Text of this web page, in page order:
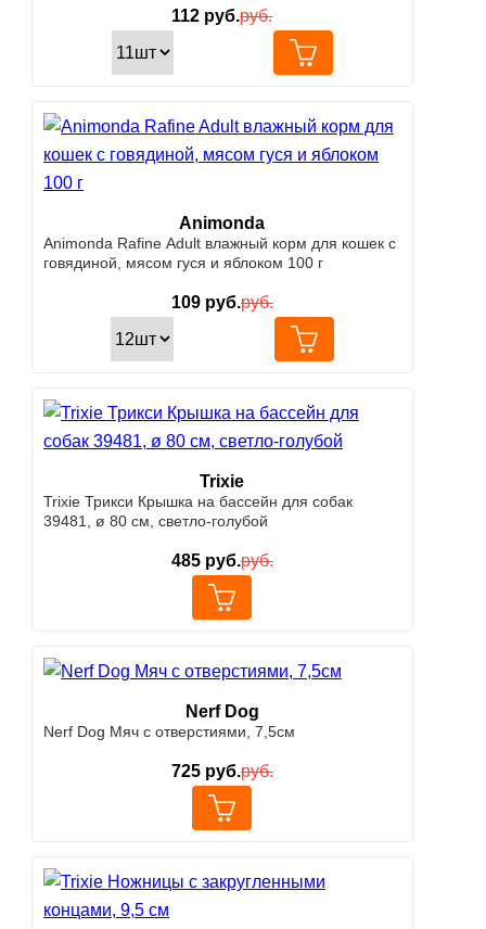
112 руб.руб.
Animonda
Animonda Rafine Adult влажный корм для кошек с
говядиной, мясом гуся и яблоком 100 г
109руб.руб.
Trixie
Trixie Трикси Крышка на бассейн для собак
39481, ø 80 см, светло-голубой
485руб.руб.
Nerf Dog
Nerf Dog Мяч с отверстиями, 7,5см
725руб.руб.